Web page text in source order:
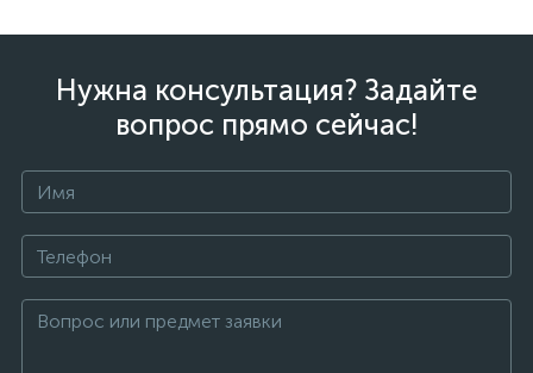
Нужна консультация? Задайте
вопрос прямо сейчас!